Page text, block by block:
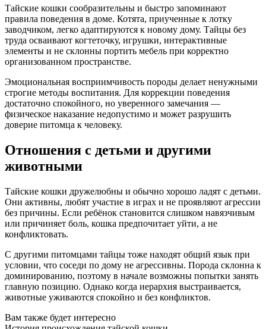
Тайские кошки сообразительны и быстро запоминают
правила поведения в доме. Котята, приученные к лотку
заводчиком, легко адаптируются к новому дому. Тайцы без
труда осваивают когтеточку, игрушки, интерактивные
элементы и не склонны портить мебель при корректно
организованном пространстве.
Эмоциональная восприимчивость породы делает ненужными
строгие методы воспитания. Для коррекции поведения
достаточно спокойного, но уверенного замечания —
физическое наказание недопустимо и может разрушить
доверие питомца к человеку.
Отношения с детьми и другими
животными
Тайские кошки дружелюбны и обычно хорошо ладят с детьми.
Они активны, любят участие в играх и не проявляют агрессии
без причины. Если ребёнок становится слишком навязчивым
или причиняет боль, кошка предпочитает уйти, а не
конфликтовать.
С другими питомцами тайцы тоже находят общий язык при
условии, что соседи по дому не агрессивны. Порода склонна к
доминированию, поэтому в начале возможны попытки занять
главную позицию. Однако когда иерархия выстраивается,
животные уживаются спокойно и без конфликтов.
Вам также будет интересно